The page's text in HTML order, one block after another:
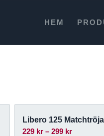
HEM
Libero 125 Matchtröja
229 kr – 299 kr